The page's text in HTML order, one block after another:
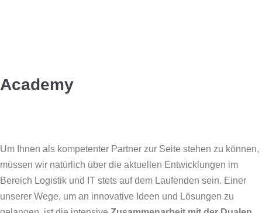
Academy
Um Ihnen als kompetenter Partner zur Seite stehen zu können,
müssen wir natürlich über die aktuellen Entwicklungen im
Bereich Logistik und IT stets auf dem Laufenden sein. Einer
unserer Wege, um an innovative Ideen und Lösungen zu